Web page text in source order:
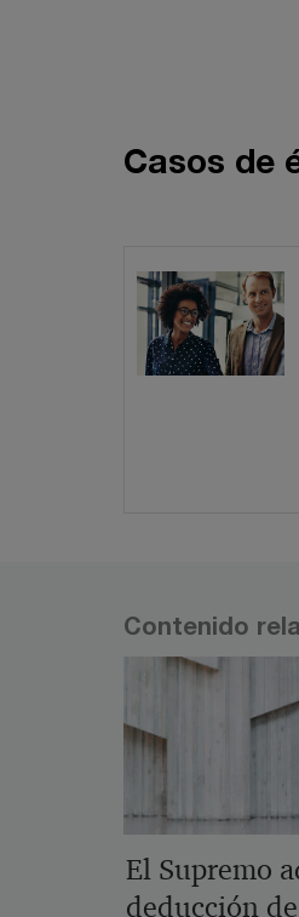
Casos de
Contenido
El Supremo
deducción